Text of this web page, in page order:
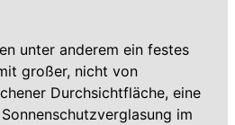
unter anderem ein festes
großer, nicht von
Durchsichtfläche, eine
im